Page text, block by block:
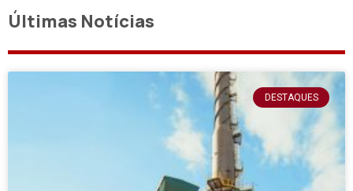
Últimas Notícias
DESTAQUES